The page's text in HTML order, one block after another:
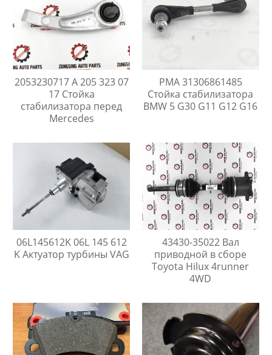
2053230717 A 205 323 07
17 Стойка
стабилизатора перед
Mercedes
PMA 31306861485
Стойка стабилизатора
BMW 5 G30 G11 G12 G16
06L145612K 06L 145 612
K Актуатор турбины VAG
43430-35022 Вал
приводной в сборе
Toyota Hilux 4runner
4WD